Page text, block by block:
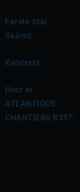
Første Stål
Skåret:
Kølstrakt:
Hvor er
ATLANTIQUE
CHANTIERS B35?: